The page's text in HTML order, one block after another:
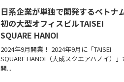
日系企業が単独で開発するベトナ
初の大型オフィスビルTAISEI
SQUARE HANOI
2024年9月開業！ 2024年9月に「TAISEI
SQUARE HANOI（大成スクエアハノイ）」
開...